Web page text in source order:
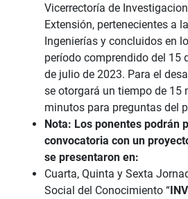
Vicerrectoría de
Extensión, pertenecientes a
Ingenierías y concluidos en
período comprendido del 15
de julio de 2023. Para el
se otorgará un tiempo de 15
minutos para preguntas del
Nota: Los ponentes podrán
convocatoria con un
se presentaron en:
Cuarta, Quinta y Sexta
Social del Conocimiento “